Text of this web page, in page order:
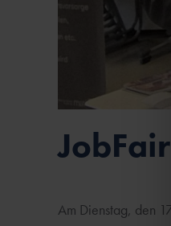
Am Dienstag, den